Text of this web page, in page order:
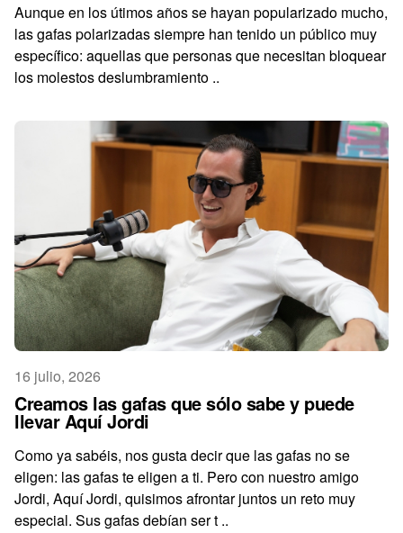
Aunque en los útimos años se hayan popularizado mucho,
las gafas polarizadas siempre han tenido un público muy
específico: aquellas que personas que necesitan bloquear
los molestos deslumbramiento ..
16 julio, 2026
Creamos las gafas que sólo sabe y puede
llevar Aquí Jordi
Como ya sabéis, nos gusta decir que las gafas no se
eligen: las gafas te eligen a ti. Pero con nuestro amigo
Jordi, Aquí Jordi, quisimos afrontar juntos un reto muy
especial. Sus gafas debían ser t ..